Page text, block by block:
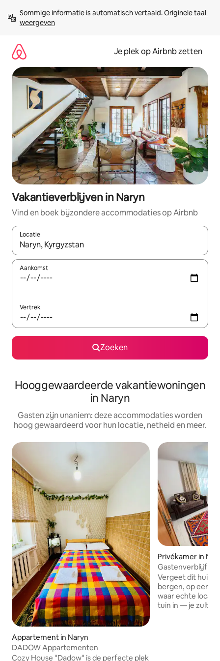
direct
naar
Sommige informatie is automatisch vertaald. Originele taal
weergeven
Je plek op Airbnb zetten
Vakantieverblijven in Naryn
Vind en boek bijzondere accommodaties op Airbnb
Locatie
Wanneer er resultaten beschikbaar zijn, maak je een keuze
Aankomst
Vertrek
Zoeken
Hooggewaardeerde vakantiewoningen
in Naryn
Gasten zijn unaniem: deze accommodaties worden
hoog gewaardeerd voor hun locatie, netheid en meer.
Appartement in Naryn
DADOW Appartementen
Cozy House "Dadow" is de perfecte plek
Privékamer in
Gastenverblijf in
Vergeet dit huis
bergen, op een
waar echte locals
tuin in — je zult